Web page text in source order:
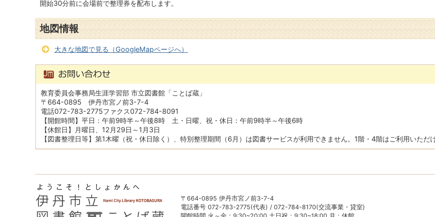
開始30分前に会場前で整理券を配布します。
地図情報
大きな地図で見る（GoogleMapページへ）
教育委員会事務局生涯学習部 市立図書館「ことば蔵」
〒664-0895 伊丹市宮ノ前3-7-4
電話072-783-2775ファクス072-784-8091
【開館時間】平日：午前9時半～午後8時 土・日曜、祝・休日：午前9時半～午後6時
【休館日】月曜日、12月29日～1月3日
【図書整理日等】第1木曜（祝・休日除く）、特別整理期間（6月）は図書サービスが利用できません。1階・4階はご利用いただ
〒664-0895 伊丹市宮ノ前3-7-4
電話番号 072-783-2775(代表) / 072-784-8170(交流事業・貸室)